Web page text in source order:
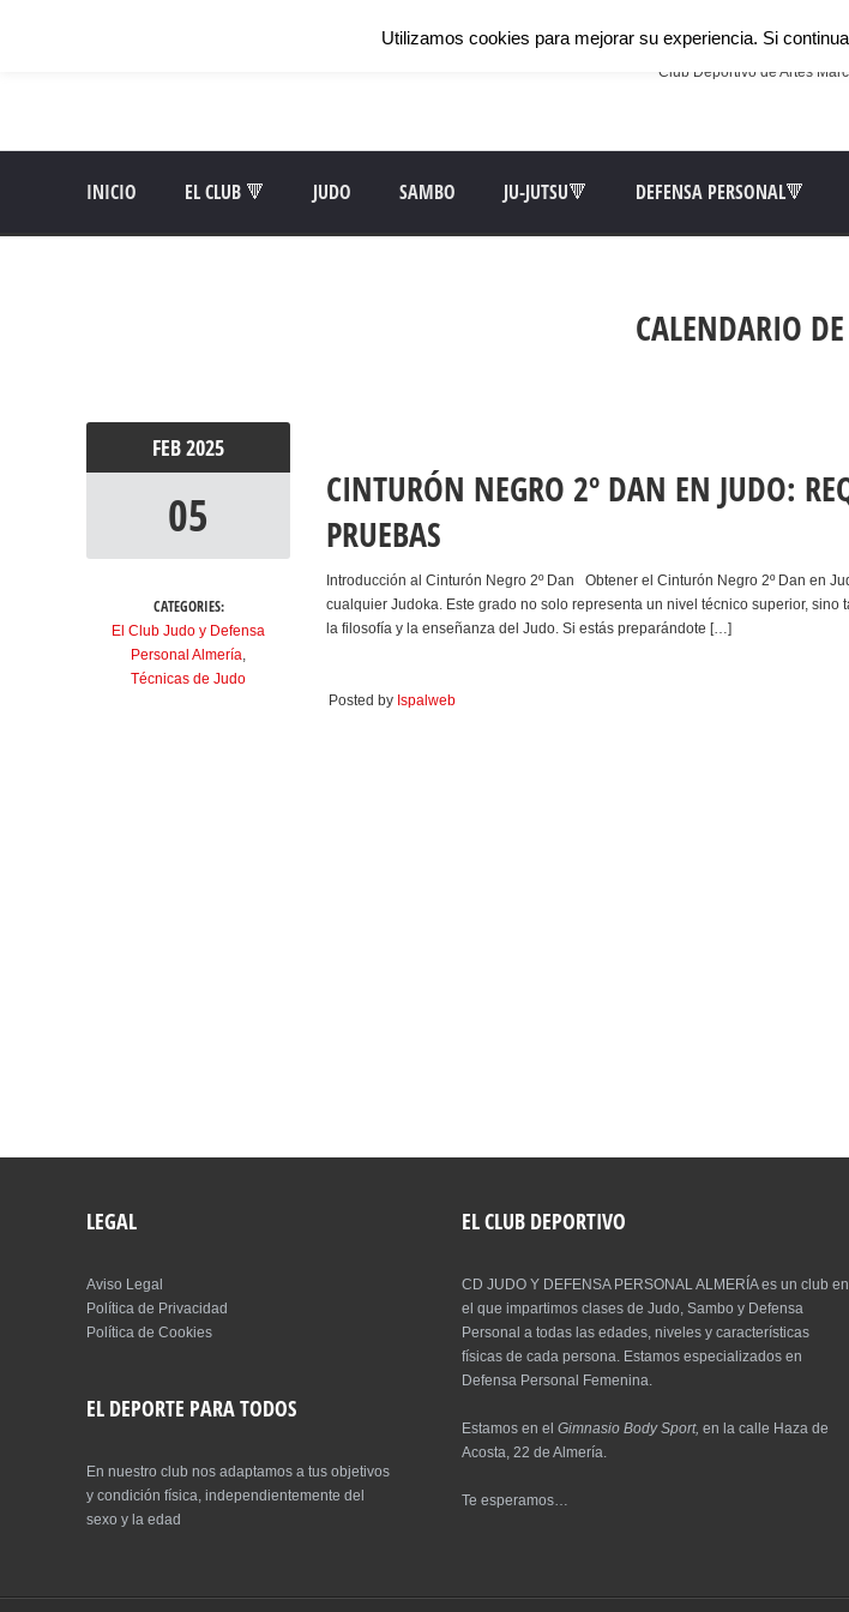
Club Deportivo de Artes
INICIO EL CLUB 🔻 JUDO SAMBO JU-JUTSU🔻 DEFENSA PERSONAL🔻
CALENDARIO
FEB2025
05
CATEGORIES:
El Club Judo y Defensa
Personal Almería,
Técnicas de Judo
CINTURÓN NEGRO 2º DAN EN JUDO:
PRUEBAS
Introducción al Cinturón Negro 2º Dan Obtener el Cinturón Negro 2º Dan en
cualquier Judoka. Este grado no solo representa un nivel técnico superior, sino
la filosofía y la enseñanza del Judo. Si estás preparándote […]
Posted by Ispalweb
LEGAL
Aviso Legal
Política de Privacidad
Política de Cookies
EL DEPORTE PARA TODOS
En nuestro club nos adaptamos a tus objetivos
y condición física, independientemente del
sexo y la edad
EL CLUB DEPORTIVO
CD JUDO Y DEFENSA PERSONAL ALMERÍA es un club en
el que impartimos clases de Judo, Sambo y Defensa
Personal a todas las edades, niveles y características
físicas de cada persona. Estamos especializados en
Defensa Personal Femenina.
Estamos en elGimnasio Body Sport,en la calle Haza de
Acosta, 22 de Almería.
Te esperamos…
Utilizamos cookies para mejorar su experiencia. Si